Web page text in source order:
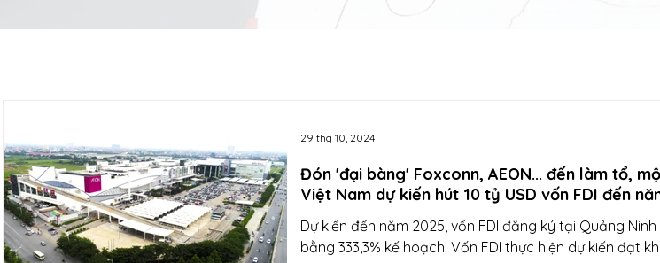
Đón 'đại bàng' Foxconn, AEON... đến làm tổ,
Việt Nam dự kiến hút 10 tỷ USD vốn FDI đến
Dự kiến đến năm 2025, vốn FDI đăng ký tại Quảng
bằng 333,3% kế hoạch. Vốn FDI thực hiện dự kiến đạt
29 thg 10, 2024